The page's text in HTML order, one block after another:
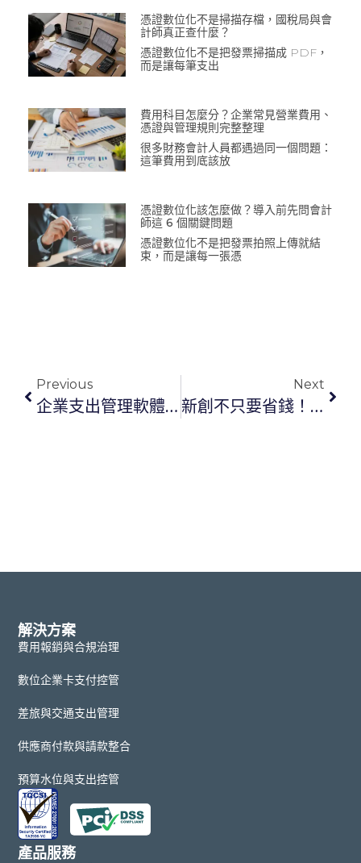
憑證數位化不是掃描存檔，國稅局與會
計師真正查什麼？
憑證數位化不是把發票掃描成 PDF，
而是讓每筆支出
費用科目怎麼分？企業常見營業費用、
憑證與管理規則完整整理
很多財務會計人員都遇過同一個問題：
這筆費用到底該放
憑證數位化該怎麼做？導入前先問會計
師這 6 個關鍵問題
憑證數位化不是把發票拍照上傳就結
束，而是讓每一張憑
Previous
企業支出管理軟體怎麼選？財務主管必看的支出治理工具選型指南
Next
新創不只要省錢！如何用預算管理提高資金使用效率？
解決方案
費用報銷與合規治理
數位企業卡支付控管
差旅與交通支出管理
供應商付款與請款整合
預算水位與支出控管
產品服務